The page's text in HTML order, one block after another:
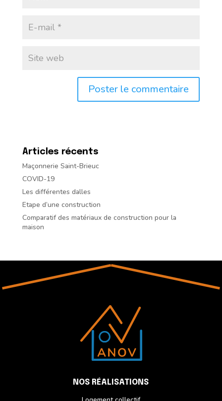
Articles récents
Maçonnerie Saint-Brieuc
COVID-19
Les différentes dalles
Etape d’une construction
Comparatif des matériaux de construction pour la
maison
NOS RÉALISATIONS